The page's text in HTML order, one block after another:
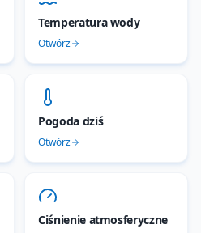
Temperatura wody
Otwórz
Pogoda dziś
Otwórz
Ciśnienie atmosferyczne